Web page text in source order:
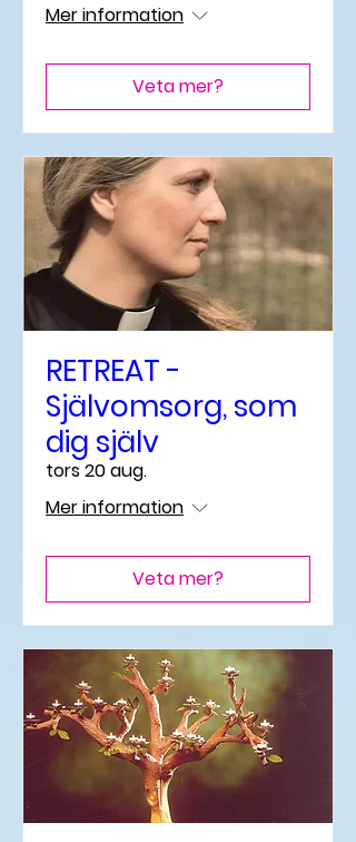
Mer information
Veta mer?
RETREAT -
Självomsorg, som
dig själv
tors 20 aug.
Mer information
Veta mer?